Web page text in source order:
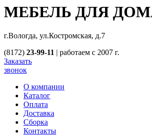
МЕБЕЛЬ ДЛЯ
г.Вологда, ул.Костромская, д.7
(8172) 23-99-11 | работаем с 2007 г.
Заказать
звонок
О компании
Каталог
Оплата
Доставка
Сборка
Контакты